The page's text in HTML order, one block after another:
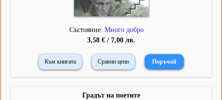
Състояние: Много добро
3,58 € / 7,00 лв.
Към книгата Сравни цени
Градът на поетите